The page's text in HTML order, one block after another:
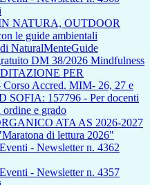
NATURA, OUTDOOR
le guide ambientali
NaturalMenteGuide
DM 38/2026 Mindfulness
PER
Accred. MIM- 26, 27 e
SOFIA: 157796 - Per docenti
e grado
ATA AS 2026-2027
di lettura 2026"
- Newsletter n. 4362
- Newsletter n. 4357